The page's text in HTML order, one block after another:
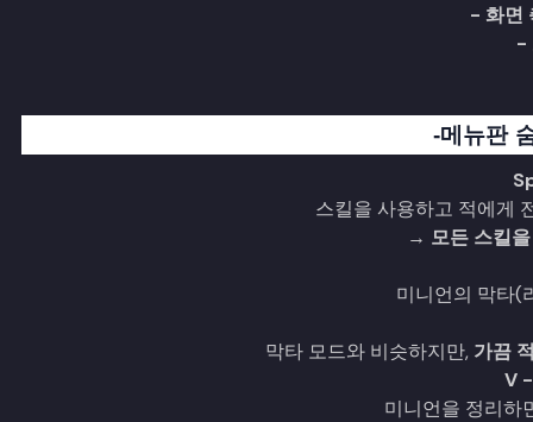
- 화면
-
-메뉴판
스킬을 사용하고 적에게
→ 모든 스킬
미니언의 막타(
막타 모드와 비슷하지만, 가끔
V
미니언을 정리하